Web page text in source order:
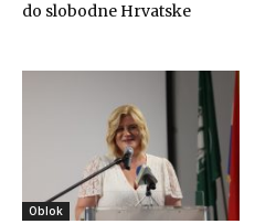
do slobodne Hrvatske
Oblok